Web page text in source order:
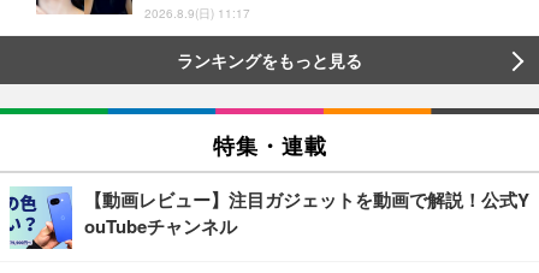
2026.8.9(日) 11:17
ランキングをもっと見る
特集・連載
【動画レビュー】注目ガジェットを動画で解説！公式Y
ouTubeチャンネル